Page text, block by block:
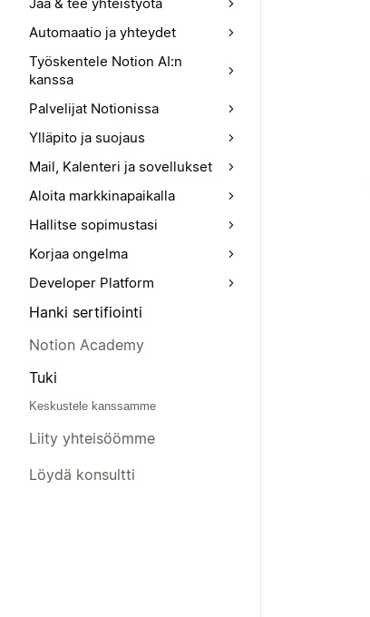
Automaatio ja yhteydet
Työskentele Notion AI:n
kanssa
Palvelijat Notionissa
Ylläpito ja suojaus
Mail, Kalenteri ja sovellukset
Aloita markkinapaikalla
Hallitse sopimustasi
Korjaa ongelma
Developer Platform
Hanki sertifiointi
Notion Academy
Tuki
Keskustele kanssamme
Liity yhteisöömme
Löydä konsultti